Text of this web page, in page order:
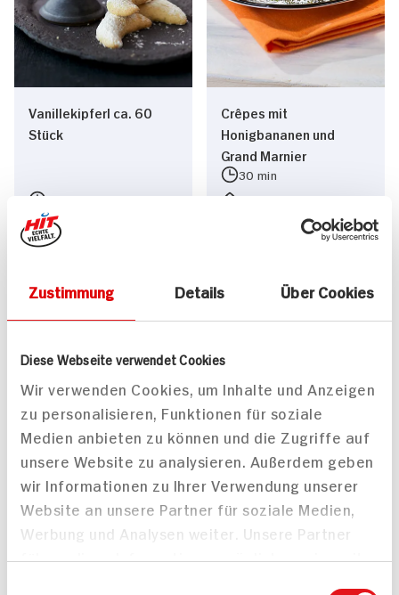
Zustimmung Details Über Cookies
Diese Webseite verwendet Cookies
Wir verwenden Cookies, um Inhalte und Anzeigen
zu personalisieren, Funktionen für soziale
Medien anbieten zu können und die Zugriffe auf
unsere Website zu analysieren. Außerdem geben
wir Informationen zu Ihrer Verwendung unserer
Website an unsere Partner für soziale Medien,
Werbung und Analysen weiter. Unsere Partner
führen diese Informationen möglicherweise mit
Vanillekipferl ca. 60
Stück
180 min
Mittel
Vegetarisch
Crêpes mit
Honigbananen und
Grand Marnier
30 min
342 kcal p. Portion
Warmer Apfel-
Streuselkuchen